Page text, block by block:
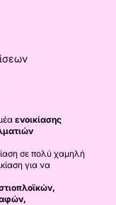
ενοικίασης
σε πολύ χαμηλή
για να